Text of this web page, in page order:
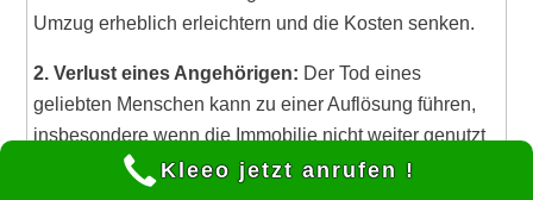
Umzug erheblich erleichtern und die Kosten senken.
2. Verlust eines Angehörigen: Der Tod eines
geliebten Menschen kann zu einer Auflösung führen,
insbesondere wenn die Immobilie nicht weiter genutzt
werden soll oder der Verstorbene keine klaren
Kleeo jetzt anrufen !